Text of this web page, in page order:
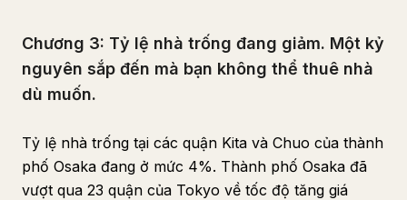
Chương 3: Tỷ lệ nhà trống đang giảm. Một kỷ
nguyên sắp đến mà bạn không thể thuê nhà
dù muốn.
Tỷ lệ nhà trống tại các quận Kita và Chuo của thành
phố Osaka đang ở mức 4%. Thành phố Osaka đã
vượt qua 23 quận của Tokyo về tốc độ tăng giá